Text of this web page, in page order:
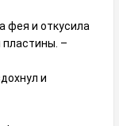
фея и откусила
пластины. –
и